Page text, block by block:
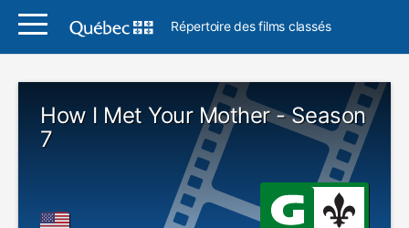
Répertoire des films classés
How I Met Your Mother - Season
7